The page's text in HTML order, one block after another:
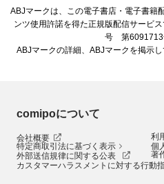
ABJマークは、この電子書店・電子書籍
ンツ使用許諾を得た正規版配信サービ
号 第6091713
ABJマークの詳細、ABJマークを掲示
comipoについて
会社概要
利
特定商取引法に基づく表示
個
外部送信規律に関する公表
著
カスタマーハラスメントに対する行動